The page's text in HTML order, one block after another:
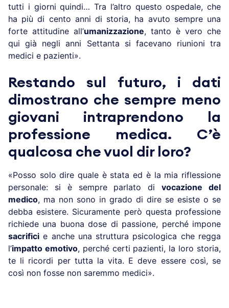
tutti i giorni quindi… Tra l’altro questo ospedale, che
ha più di cento anni di storia, ha avuto sempre una
forte attitudine all’umanizzazione, tanto è vero che
qui già negli anni Settanta si facevano riunioni tra
medici e pazienti».
Restando sul futuro, i dati
dimostrano che sempre meno
giovani intraprendono la
professione medica. C’è
qualcosa che vuol dir loro?
«Posso solo dire quale è stata ed è la mia riflessione
personale: si è sempre parlato divocazione del
medico, ma non sono in grado di dire se esiste o se
debba esistere. Sicuramente però questa professione
richiede una buona dose di passione, perché impone
sacrifici e anche una struttura psicologica che regga
l’impatto emotivo, perché certi pazienti, la loro storia,
te li ricordi per tutta la vita. E deve essere così, se
così non fosse non saremmo medici».